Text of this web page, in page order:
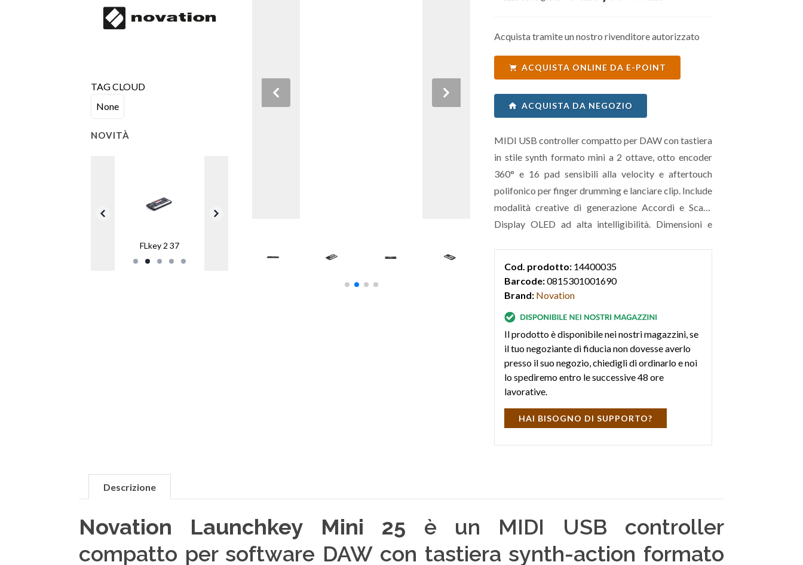
TAG CLOUD
None
NOVITÀ
FLkey 2 37
Previous Next
Acquista tramite un nostro rivenditore autorizzato
ACQUISTA ONLINE DA E-POINT
ACQUISTA DA NEGOZIO
MIDI USB controller compatto per DAW con tastiera
in stile synth formato mini a 2 ottave, otto encoder
360° e 16 pad sensibili alla velocity e aftertouch
polifonico per finger drumming e lanciare clip. Include
modalità creative di generazione Accordi e Scale.
Display OLED ad alta intelligibilità. Dimensioni e
Cod. prodotto: 14400035
Barcode:0815301001690
Brand: Novation
Il prodotto è disponibile nei nostri magazzini, se
il tuo negoziante di fiducia non dovesse averlo
presso il suo negozio, chiedigli di ordinarlo e noi
lo spediremo entro le successive 48 ore
lavorative.
HAI BISOGNO DI SUPPORTO?
Descrizione
Novation Launchkey Mini 25 è un MIDI USB controller
compatto per software DAW con tastiera synth-action formato